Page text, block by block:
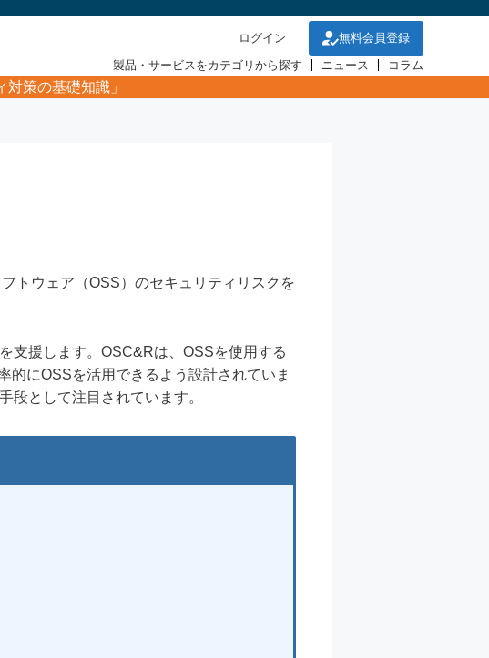
ログイン
無料会員登録
製品・サービスをカテゴリから探す
ニュース コラム
策の基礎知識」
トウェア（OSS）のセキュリティリスクを
支援します。OSC&Rは、OSSを使用する
的にOSSを活用できるよう設計されていま
段として注目されています。